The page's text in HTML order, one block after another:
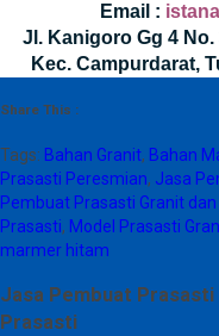
Email :
Jl. Kanigoro Gg 4
Kec. Campurdarat,
Share This :
Tags: Bahan Granit, Bahan
Prasasti Peresmian, Jasa
Pembuat Prasasti Granit
Prasasti, Model Prasasti
marmer hitam
Jasa Pembuat Prasasti
Prasasti